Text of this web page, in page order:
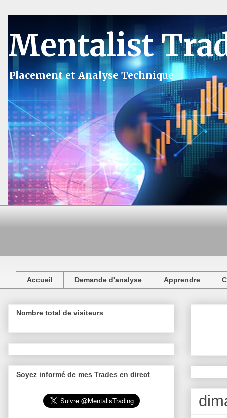
Mentalist
Placement et Analyse Technique
Accueil Demande d'analyse Apprendre
Nombre total de visiteurs
Soyez informé de mes Trades en direct